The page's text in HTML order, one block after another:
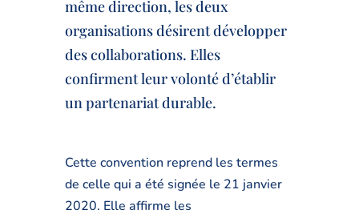
même direction, les deux
organisations désirent développer
des collaborations. Elles
confirment leur volonté d’établir
un partenariat durable.
Cette convention reprend les termes
de celle qui a été signée le 21 janvier
2020. Elle affirme les